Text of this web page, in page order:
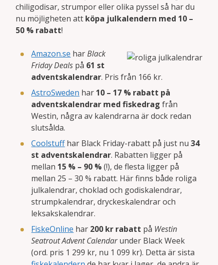
chiligodisar, strumpor eller olika pyssel så har du
nu möjligheten att köpa julkalendern med 10 –
50 % rabatt!
Amazon.se harBlack
Friday Deals på 61 st
adventskalendrar. Pris från 166 kr.
AstroSweden har 10 – 17 % rabatt på
adventskalendrar med fiskedrag från
Westin, några av kalendrarna är dock redan
slutsålda.
Coolstuffhar Black Friday-rabatt på just nu34
st adventskalendrar. Rabatten ligger på
mellan 15 % – 90 %(!), de flesta ligger på
mellan 25 – 30 % rabatt. Här finns både roliga
julkalendrar, choklad och godiskalendrar,
strumpkalendrar, dryckeskalendrar och
leksakskalendrar.
FiskeOnline har 200 kr rabatt på Westin
Seatrout Advent Calendarunder Black Week
(ord. pris 1 299 kr, nu 1 099 kr). Detta är sista